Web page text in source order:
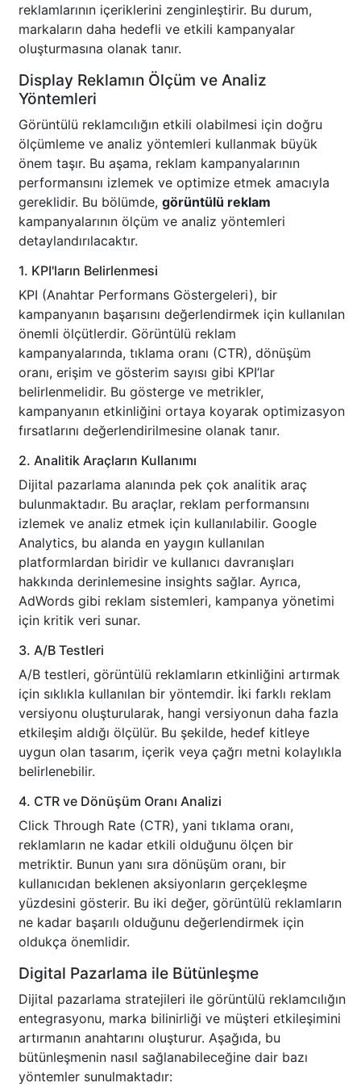
reklamlarının içeriklerini zenginleştirir. Bu durum,
markaların daha hedefli ve etkili kampanyalar
oluşturmasına olanak tanır.
Display Reklamın Ölçüm ve Analiz
Yöntemleri
Görüntülü reklamcılığın etkili olabilmesi için doğru
ölçümleme ve analiz yöntemleri kullanmak büyük
önem taşır. Bu aşama, reklam kampanyalarının
performansını izlemek ve optimize etmek amacıyla
gereklidir. Bu bölümde, görüntülü reklam
kampanyalarının ölçüm ve analiz yöntemleri
detaylandırılacaktır.
1. KPI'ların Belirlenmesi
KPI (Anahtar Performans Göstergeleri), bir
kampanyanın başarısını değerlendirmek için kullanılan
önemli ölçütlerdir. Görüntülü reklam
kampanyalarında, tıklama oranı (CTR), dönüşüm
oranı, erişim ve gösterim sayısı gibi KPI’lar
belirlenmelidir. Bu gösterge ve metrikler,
kampanyanın etkinliğini ortaya koyarak optimizasyon
fırsatlarını değerlendirilmesine olanak tanır.
2. Analitik Araçların Kullanımı
Dijital pazarlama alanında pek çok analitik araç
bulunmaktadır. Bu araçlar, reklam performansını
izlemek ve analiz etmek için kullanılabilir. Google
Analytics, bu alanda en yaygın kullanılan
platformlardan biridir ve kullanıcı davranışları
hakkında derinlemesine insights sağlar. Ayrıca,
AdWords gibi reklam sistemleri, kampanya yönetimi
için kritik veri sunar.
3. A/B Testleri
A/B testleri, görüntülü reklamların etkinliğini artırmak
için sıklıkla kullanılan bir yöntemdir. İki farklı reklam
versiyonu oluşturularak, hangi versiyonun daha fazla
etkileşim aldığı ölçülür. Bu şekilde, hedef kitleye
uygun olan tasarım, içerik veya çağrı metni kolaylıkla
belirlenebilir.
4. CTR ve Dönüşüm Oranı Analizi
Click Through Rate (CTR), yani tıklama oranı,
reklamların ne kadar etkili olduğunu ölçen bir
metriktir. Bunun yanı sıra dönüşüm oranı, bir
kullanıcıdan beklenen aksiyonların gerçekleşme
yüzdesini gösterir. Bu iki değer, görüntülü reklamların
ne kadar başarılı olduğunu değerlendirmek için
oldukça önemlidir.
Digital Pazarlama ile Bütünleşme
Dijital pazarlama stratejileri ile görüntülü reklamcılığın
entegrasyonu, marka bilinirliği ve müşteri etkileşimini
artırmanın anahtarını oluşturur. Aşağıda, bu
bütünleşmenin nasıl sağlanabileceğine dair bazı
yöntemler sunulmaktadır: